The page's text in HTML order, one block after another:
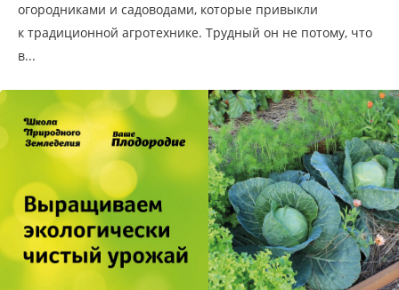
огородниками и садоводами, которые привыкли
к традиционной агротехнике. Трудный он не потому, что
в...